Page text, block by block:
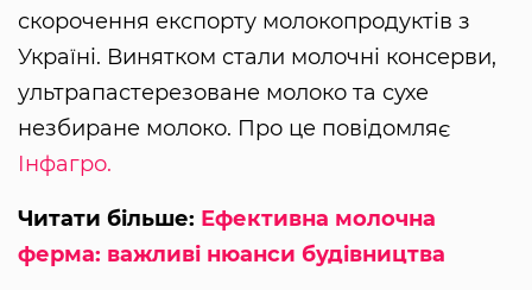
скорочення експорту молокопродуктів з
Україні. Винятком стали молочні консерви,
ультрапастерезоване молоко та сухе
незбиране молоко. Про це повідомляє
Інфагро.
Читати більше: Ефективна молочна
ферма: важливі нюанси будівництва